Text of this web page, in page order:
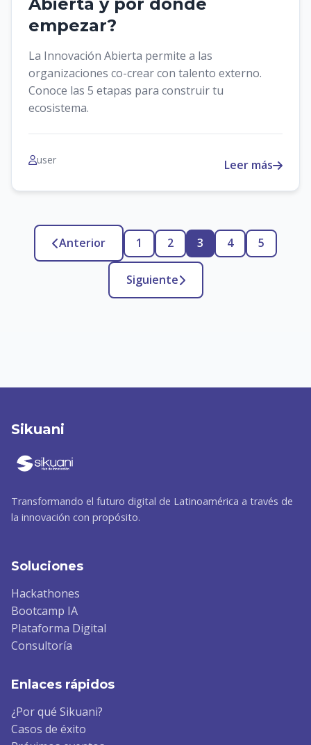
empezar?
La Innovación Abierta permite a las
organizaciones co-crear con talento externo.
Conoce las 5 etapas para construir tu
ecosistema.
user Leer más
Anterior 1 2 3 4 5
Siguiente
Sikuani
Transformando el futuro digital de Latinoamérica a través de
la innovación con propósito.
Soluciones
Hackathones
Bootcamp IA
Plataforma Digital
Consultoría
Enlaces rápidos
¿Por qué Sikuani?
Casos de éxito